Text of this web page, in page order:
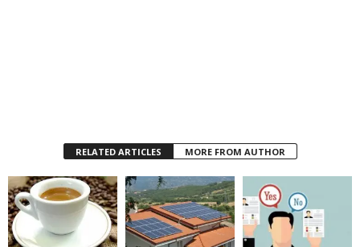
RELATED ARTICLES MORE FROM AUTHOR